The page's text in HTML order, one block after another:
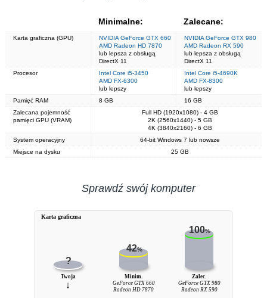
Minimalne: Zalecane:
Karta graficzna (GPU)
NVIDIA GeForce GTX 660
AMD Radeon HD 7870
lub lepsza z obsługą
DirectX 11
NVIDIA GeForce GTX 980
AMD Radeon RX 590
lub lepsza z obsługą
DirectX 11
Procesor
Intel Core i5-3450
AMD FX-6300
lub lepszy
Intel Core i5-4690K
AMD FX-8300
lub lepszy
Pamięć RAM
8 GB
16 GB
Zalecana pojemność
pamięci GPU (VRAM)
Full HD (1920x1080) - 4 GB
2K (2560x1440) - 5 GB
4K (3840x2160) - 6 GB
System operacyjny
64-bit Windows 7 lub nowsze
Miejsce na dysku
25 GB
Sprawdź swój komputer
?
42%
100%
Twoja
↓
Minim.
GeForce GTX 660
Radeon HD 7870
Zalec.
GeForce GTX 980
Radeon RX 590
Karta graficzna